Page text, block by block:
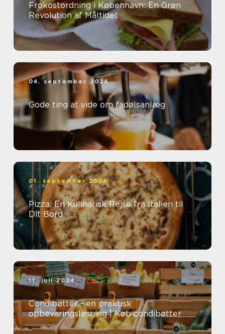
Frokostordning i København: En Grøn
Revolution af Måltidet
04. september 2024
Gode ting at vide om fadølsanlæg
01. september 2024
Pizza: En Kulinarisk Rejse fra Italien til
Dit Bord
11. juli 2024
Condibøtter - en praktisk
opbevaringsløsning | Køb condibøtter